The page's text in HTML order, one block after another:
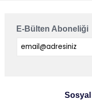
E-Bülten Aboneliği
Sosyal